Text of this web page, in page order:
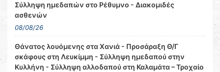
Σύλληψη ημεδαπών στο Ρέθυμνο - Διακομιδές
ασθενών
08/08/26
Θάνατος λουόμενης στα Χανιά - Προσάραξη Θ/Γ
σκάφους στη Λευκίμμη - Σύλληψη ημεδαπού στην
Κυλλήνη - Σύλληψη αλλοδαπού στη Καλαμάτα – Τροχαίο